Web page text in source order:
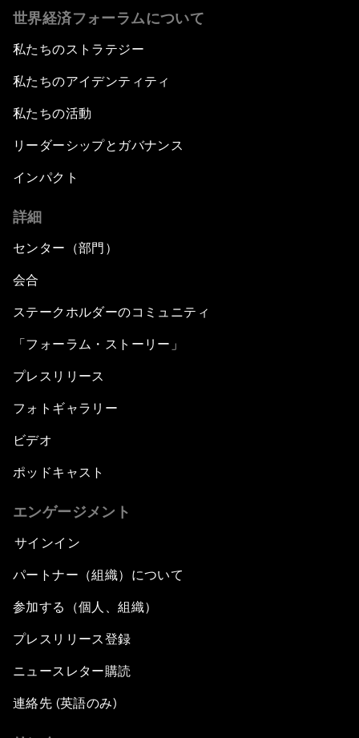
世界経済フォーラムについて
私たちのストラテジー
私たちのアイデンティティ
私たちの活動
リーダーシップとガバナンス
インパクト
詳細
センター（部門）
会合
ステークホルダーのコミュニティ
「フォーラム・ストーリー」
プレスリリース
フォトギャラリー
ビデオ
ポッドキャスト
エンゲージメント
サインイン
パートナー（組織）について
参加する（個人、組織）
プレスリリース登録
ニュースレター購読
連絡先 (英語のみ)